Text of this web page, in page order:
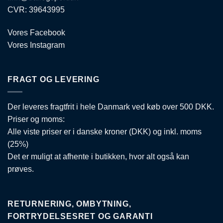
CVR: 39643995
Vores Facebook
Vores Instagram
FRAGT OG LEVERING
Der leveres fragtfrit i hele Danmark ved køb over 500 DKK.
Priser og moms:
Alle viste priser er i danske kroner (DKK) og inkl. moms
(25%)
Det er muligt at afhente i butikken, hvor alt også kan
prøves.
RETURNERING, OMBYTNING,
FORTRYDELSESRET OG GARANTI